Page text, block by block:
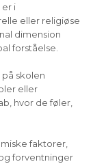
i
eller religiøse
dimension
forståelse.
skolen
eller
hvor de føler,
faktorer,
forventninger